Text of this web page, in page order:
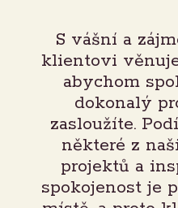
S vášní a
klientovi
abychom
dokonalý
zasloužíte.
některé z
projektů a
spokojenost je